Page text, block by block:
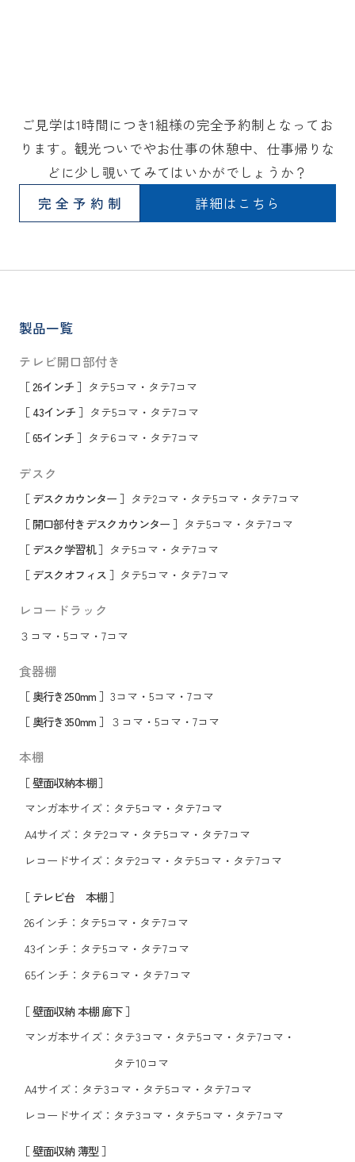
ご見学は1時間につき1組様の完全予約制となってお
ります。観光ついでやお仕事の休憩中、仕事帰りな
どに少し覗いてみてはいかがでしょうか？
完全予約制
詳細はこちら
製品一覧
テレビ開口部付き
［ 26インチ ］ タテ5コマ ・ タテ7コマ
［ 43インチ ］ タテ5コマ ・ タテ7コマ
［ 65インチ ］ タテ6コマ ・ タテ7コマ
デスク
［ デスクカウンター ］ タテ2コマ ・ タテ5コマ ・ タテ7コマ
［ 開口部付きデスクカウンター ］ タテ5コマ ・ タテ7コマ
［ デスク学習机 ］ タテ5コマ ・ タテ7コマ
［ デスクオフィス ］ タテ5コマ ・ タテ7コマ
レコードラック
３コマ ・ 5コマ ・ 7コマ
食器棚
［ 奥行き250mm ］ 3コマ ・ 5コマ ・ 7コマ
［ 奥行き350mm ］ ３コマ ・ 5コマ ・ 7コマ
本棚
［ 壁面収納本棚 ］
マンガ本サイズ： タテ5コマ ・ タテ7コマ
A4サイズ： タテ2コマ ・ タテ5コマ ・ タテ7コマ
レコードサイズ： タテ2コマ ・ タテ5コマ ・ タテ7コマ
［ テレビ台 本棚 ］
26インチ： タテ5コマ ・ タテ7コマ
43インチ： タテ5コマ ・ タテ7コマ
65インチ： タテ6コマ ・ タテ7コマ
［ 壁面収納 本棚 廊下 ］
マンガ本サイズ： タテ3コマ ・ タテ5コマ ・ タテ7コマ ・
タテ10コマ
A4サイズ： タテ3コマ ・ タテ5コマ ・ タテ7コマ
レコードサイズ： タテ3コマ ・ タテ5コマ ・ タテ7コマ
［ 壁面収納 薄型 ］